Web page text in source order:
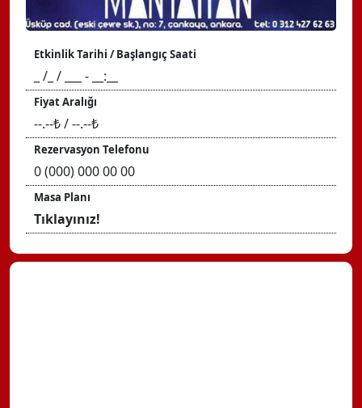
Etkinlik Tarihi / Başlangıç Saati
_ /_ / ___ - __:__
Fiyat Aralığı
--.--₺ / --.--₺
Rezervasyon Telefonu
0 (000) 000 00 00
Masa Planı
Tıklayınız!